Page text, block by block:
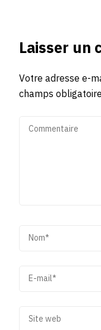
Laisser un
Votre adresse e-
champs